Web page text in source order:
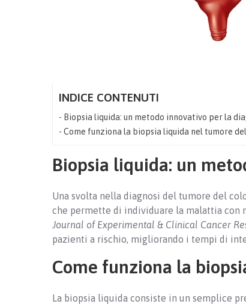
INDICE CONTENUTI
Biopsia liquida: un metodo innovativo per la
Come funziona la biopsia liquida nel tumore
Biopsia liquida: un
Una svolta nella diagnosi del tumore del
che permette di individuare la malattia con
Journal of Experimental & Clinical Cancer
pazienti a rischio, migliorando i tempi di
Come funziona la
La biopsia liquida consiste in un semplice